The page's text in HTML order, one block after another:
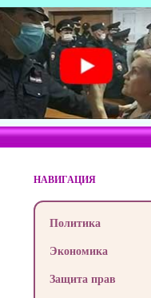
НАВИГАЦИЯ
Политика
Экономика
Защита прав